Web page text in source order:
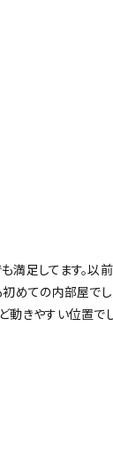
満足してます。以
初めての内部屋で
きやすい位置でし